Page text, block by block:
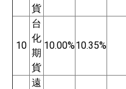
貨
10
台
化
期
貨
10.00%10.35%
遠